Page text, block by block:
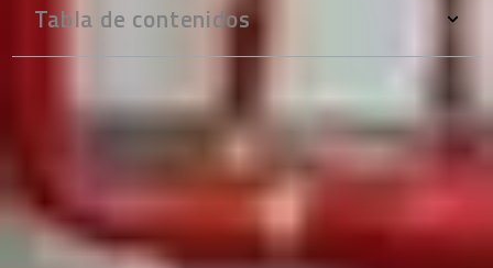
Tabla de contenidos